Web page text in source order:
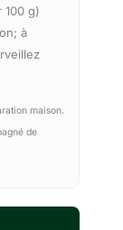
100 g)
à
maison.
de